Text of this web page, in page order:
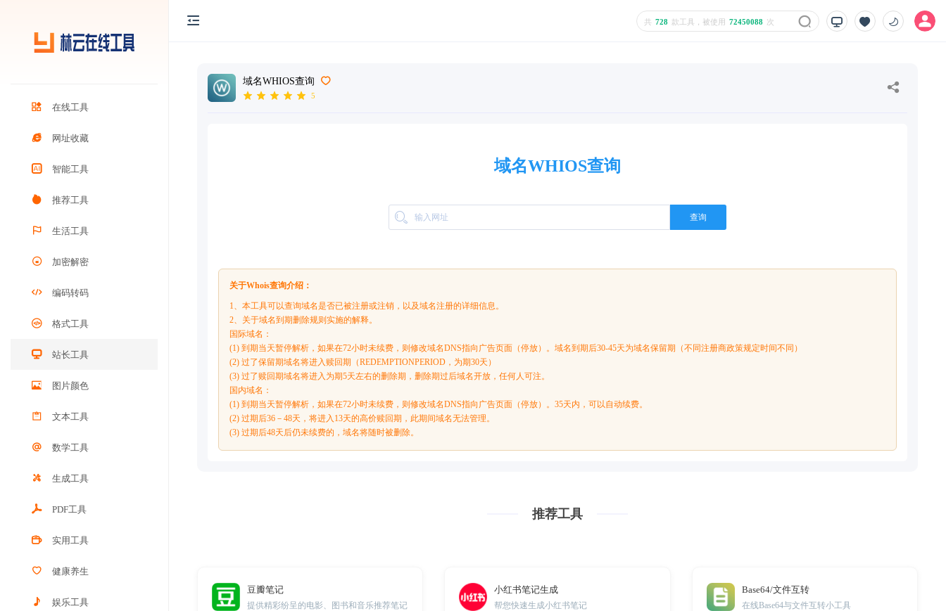
在线工具
网址收藏
智能工具
推荐工具
生活工具
加密解密
编码转码
格式工具
站长工具
图片颜色
文本工具
数学工具
生成工具
PDF工具
实用工具
健康养生
娱乐工具
共 728 款工具，被使用 72450088 次
域名WHIOS查询
5
域名WHIOS查询
查询
关于Whois查询介绍：
1、本工具可以查询域名是否已被注册或注销，以及域名注册的详细信息。
2、关于域名到期删除规则实施的解释。
国际域名：
(1) 到期当天暂停解析，如果在72小时未续费，则修改域名DNS指向广告页面（停放）。域名到期后30-45天为域名保留期（不同注册商政策规定时间不同）
(2) 过了保留期域名将进入赎回期（REDEMPTIONPERIOD，为期30天）
(3) 过了赎回期域名将进入为期5天左右的删除期，删除期过后域名开放，任何人可注。
国内域名：
(1) 到期当天暂停解析，如果在72小时未续费，则修改域名DNS指向广告页面（停放）。35天内，可以自动续费。
(2) 过期后36－48天，将进入13天的高价赎回期，此期间域名无法管理。
(3) 过期后48天后仍未续费的，域名将随时被删除。
推荐工具
豆瓣笔记
提供精彩纷呈的电影、图书和音乐推荐笔记
小红书笔记生成
帮您快速生成小红书笔记
Base64/文件互转
在线Base64与文件互转小工具